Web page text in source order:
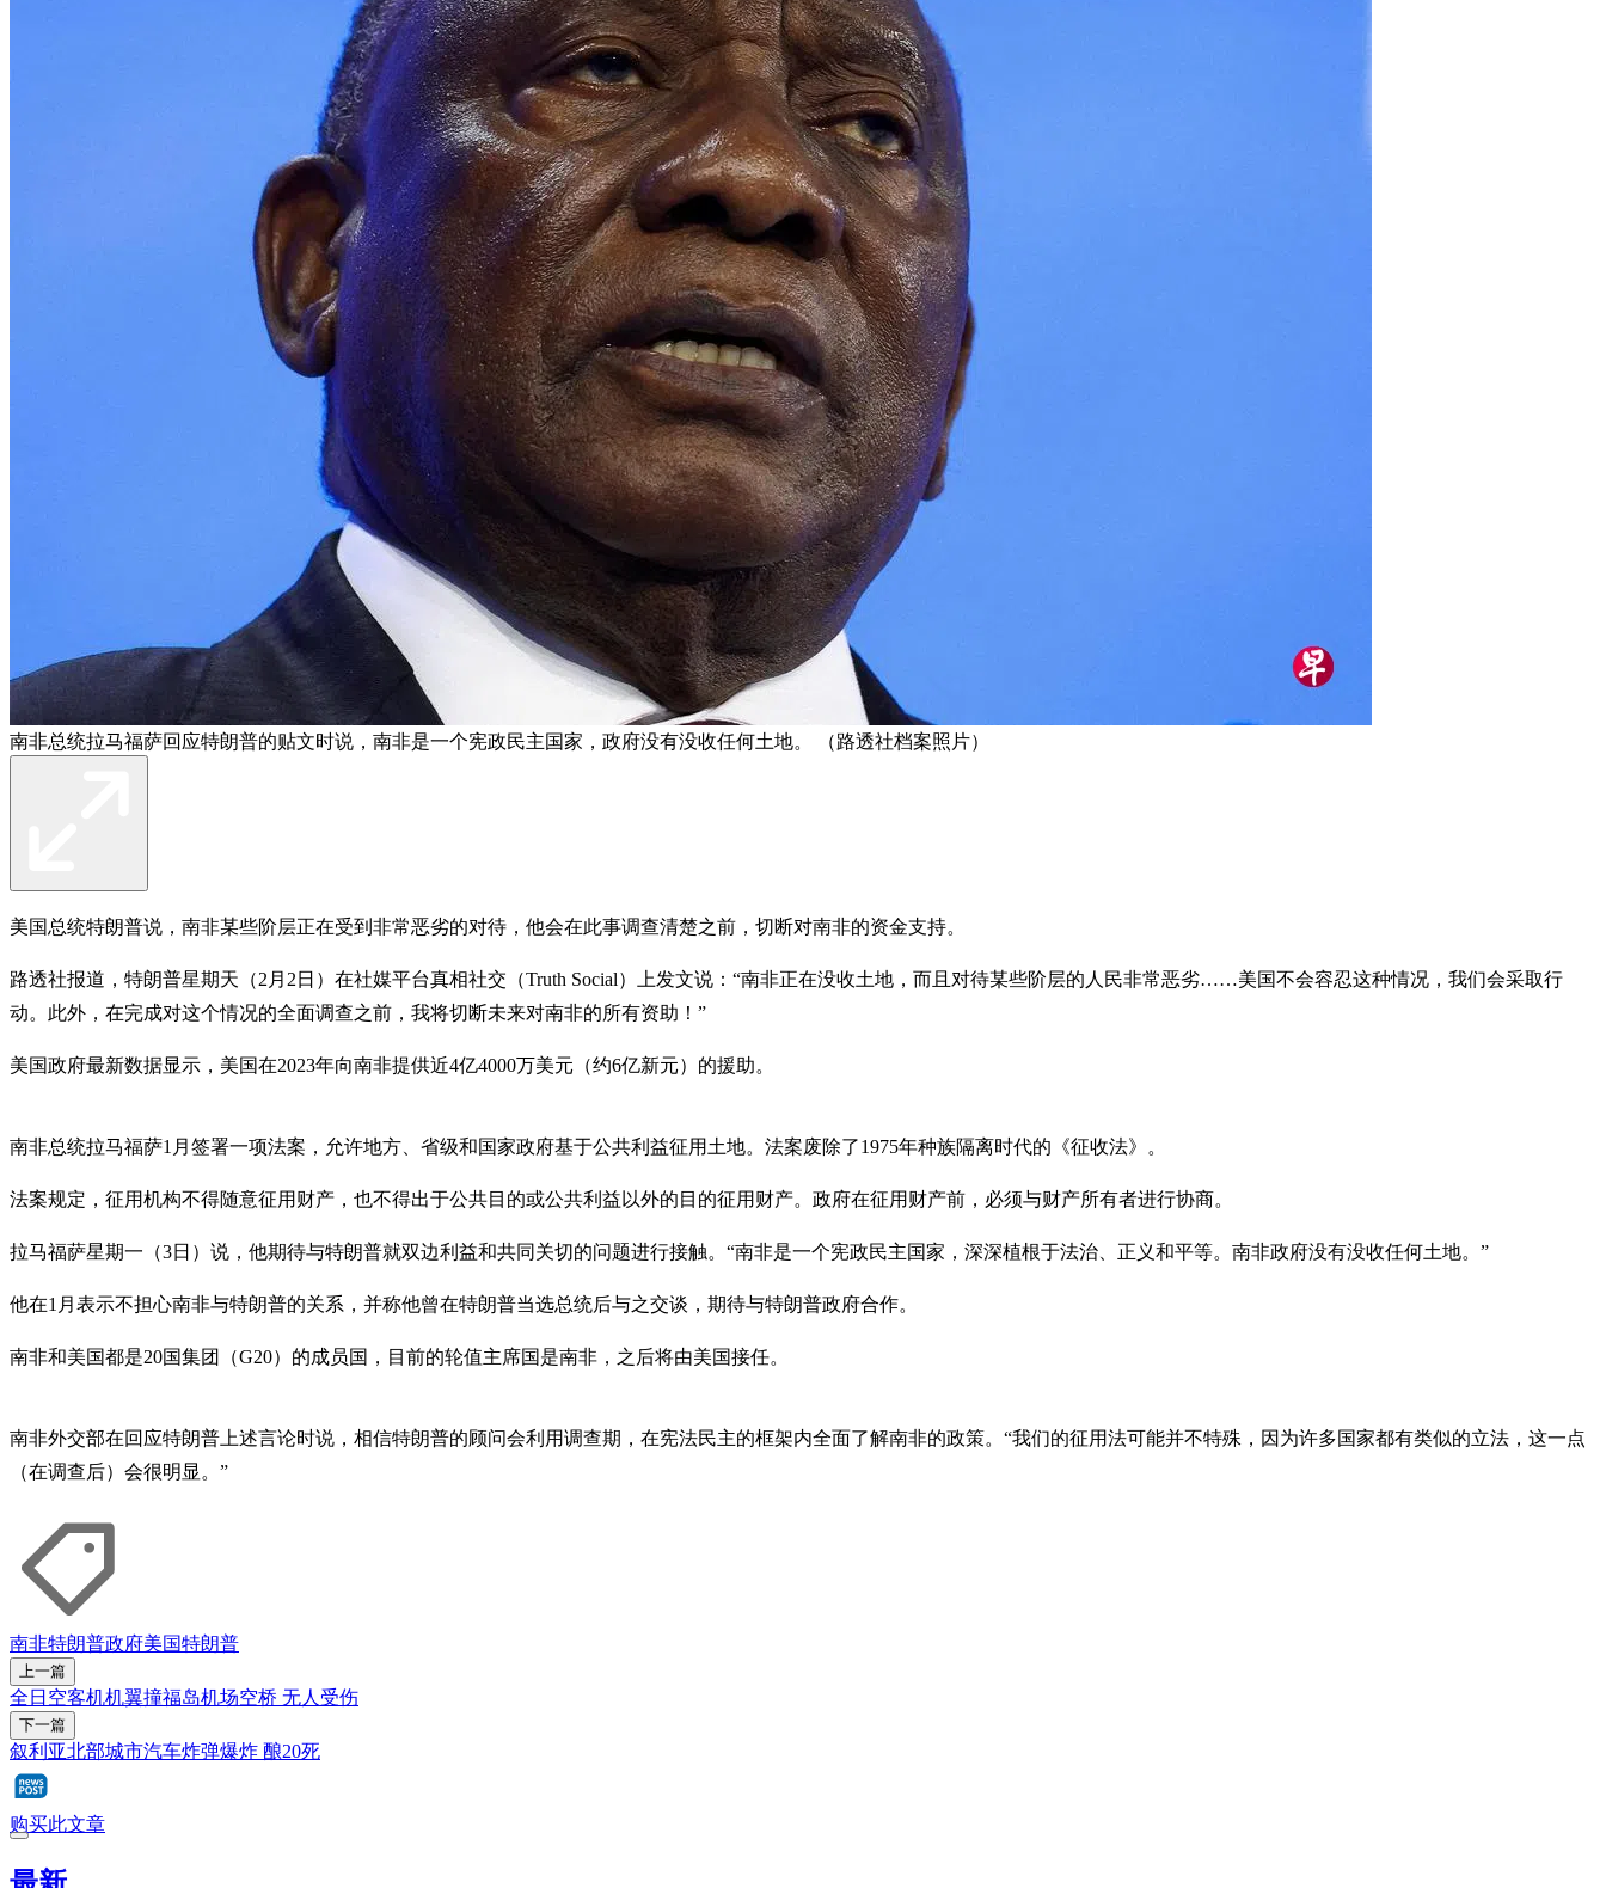
南非总统拉马福萨回应特朗普的贴文时说，南非是一个宪政民主国家，政府没有没收任何土地。 （路透社档案照片）
美国总统特朗普说，南非某些阶层正在受到非常恶劣的对待，他会在此事调查清楚之前，切断对南非的资金支持。
路透社报道，特朗普星期天（2月2日）在社媒平台真相社交（Truth Social）上发文说：“南非正在没收土地，而且对待某些阶层的人民非常恶劣……美国不会容忍这种情况，我们会采取行
动。此外，在完成对这个情况的全面调查之前，我将切断未来对南非的所有资助！”
美国政府最新数据显示，美国在2023年向南非提供近4亿4000万美元（约6亿新元）的援助。
南非总统拉马福萨1月签署一项法案，允许地方、省级和国家政府基于公共利益征用土地。法案废除了1975年种族隔离时代的《征收法》。
法案规定，征用机构不得随意征用财产，也不得出于公共目的或公共利益以外的目的征用财产。政府在征用财产前，必须与财产所有者进行协商。
拉马福萨星期一（3日）说，他期待与特朗普就双边利益和共同关切的问题进行接触。“南非是一个宪政民主国家，深深植根于法治、正义和平等。南非政府没有没收任何土地。”
他在1月表示不担心南非与特朗普的关系，并称他曾在特朗普当选总统后与之交谈，期待与特朗普政府合作。
南非和美国都是20国集团（G20）的成员国，目前的轮值主席国是南非，之后将由美国接任。
南非外交部在回应特朗普上述言论时说，相信特朗普的顾问会利用调查期，在宪法民主的框架内全面了解南非的政策。“我们的征用法可能并不特殊，因为许多国家都有类似的立法，这一点
（在调查后）会很明显。”
南非特朗普政府美国特朗普
上一篇
全日空客机机翼撞福岛机场空桥 无人受伤
下一篇
叙利亚北部城市汽车炸弹爆炸 酿20死
购买此文章